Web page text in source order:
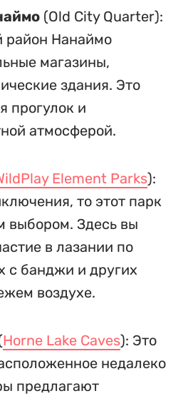
(Old City Quarter):
район Нанаймо
магазины,
здания. Это
прогулок и
атмосферой.
Element Parks):
то этот парк
выбором. Здесь вы
в лазании по
с банджи и других
воздухе.
Horne Lake Caves): Это
недалеко
предлагают